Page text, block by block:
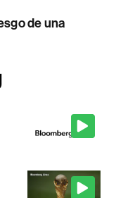
de una